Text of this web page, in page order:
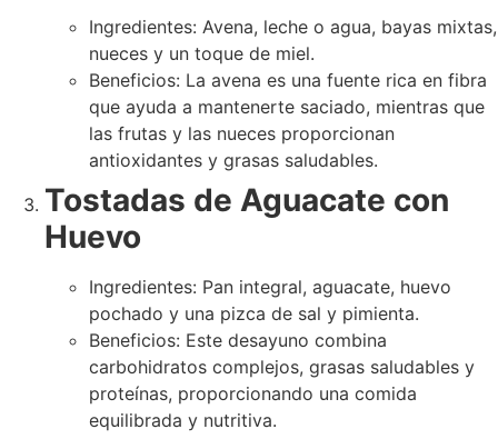
Ingredientes: Avena, leche o agua, bayas mixtas,
nueces y un toque de miel.
Beneficios: La avena es una fuente rica en fibra
que ayuda a mantenerte saciado, mientras que
las frutas y las nueces proporcionan
antioxidantes y grasas saludables.
Tostadas de Aguacate con
Huevo
Ingredientes: Pan integral, aguacate, huevo
pochado y una pizca de sal y pimienta.
Beneficios: Este desayuno combina
carbohidratos complejos, grasas saludables y
proteínas, proporcionando una comida
equilibrada y nutritiva.